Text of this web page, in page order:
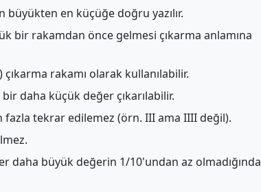
en küçüğe doğru yazılır.
bir rakamdan önce gelmesi çıkarma anlamına
rakamı olarak kullanılabilir.
daha küçük değer çıkarılabilir.
fazla tekrar edilemez (örn. III ama IIII değil).
daha büyük değerin 1/10'undan az olmadığında